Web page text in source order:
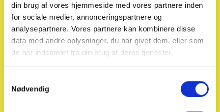
din brug af vores hjemmeside med vores partnere inden
for sociale medier, annonceringspartnere og
analysepartnere. Vores partnere kan kombinere disse
data med andre oplysninger, du har givet dem, eller som
de har indsamlet fra din brug af deres tjenester.
Nødvendig
Tilmeld dig vores
nyhedsbrev
Få de vigtigste nyheder fra bilbranchen i din indbakke –
fra nye bilmodeller og ændringer i afgifter til trends i